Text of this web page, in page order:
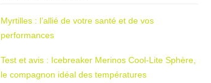
Myrtilles : l’allié de votre santé et de vos
performances
Test et avis : Icebreaker Merinos Cool-Lite Sphère,
le compagnon idéal des températures